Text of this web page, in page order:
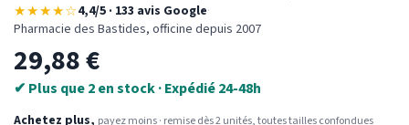
★★★★☆4,4/5 · 133 avis Google·
Pharmacie des Bastides, officine depuis 2007
29,88€
✔ Plus que 2 en stock · Expédié 24-48h
Achetez plus, payez moins · remise dès 2 unités, toutes tailles confondues